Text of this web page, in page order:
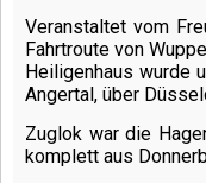
Veranstaltet vom
Fahrtroute von
Heiligenhaus wurde
Angertal, über
Zuglok war die
komplett aus